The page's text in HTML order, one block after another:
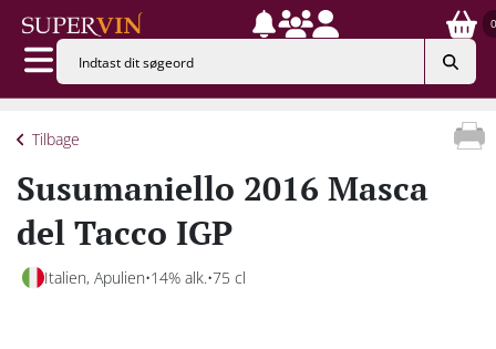
0
Tilbage
Susumaniello 2016 Masca
del Tacco IGP
Italien, Apulien 14% alk. 75 cl